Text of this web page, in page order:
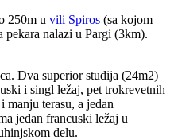
250m u vili Spiros (sa kojom
pekara nalazi u Pargi (3km).
Dva superior studija (24m2)
i singl ležaj, pet trokrevetnih
terasu, a jedan
jedan francuski ležaj u
delu.